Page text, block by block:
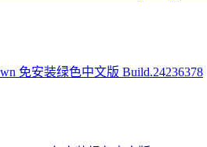
免安装绿色中文版 Build.24236378